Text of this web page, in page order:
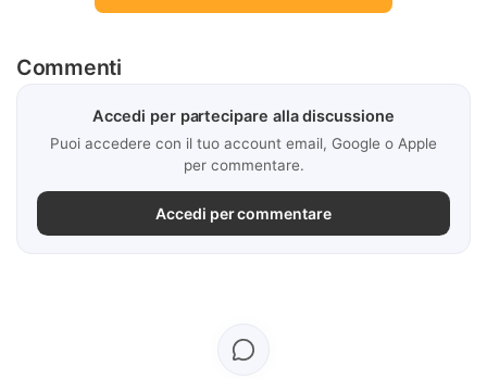
Commenti
Accedi per partecipare alla discussione
Puoi accedere con il tuo account email, Google o Apple
per commentare.
Accedi per commentare